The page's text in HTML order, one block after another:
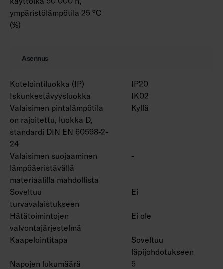
ympäristölämpötila 25 °C
(%)
Asennus
Kotelointiluokka (IP)
IP20
Iskunkestävyysluokka
IK02
Valaisimen pintalämpötila
on rajoitettu, luokka D,
standardi DIN EN 60598-2-
24
Kyllä
Valaisimen suojaaminen
lämpöäeristävällä
materiaalilla mahdollista
-
Soveltuu
turvavalaistukseen
Ei
Hätätoimintojen
valvontajärjestelmä
Ei ole
Kaapelointitapa
Soveltuu
läpijohdotukseen
Napojen lukumäärä
5